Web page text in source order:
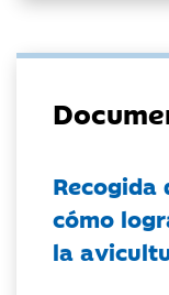
Recogida
cómo
la